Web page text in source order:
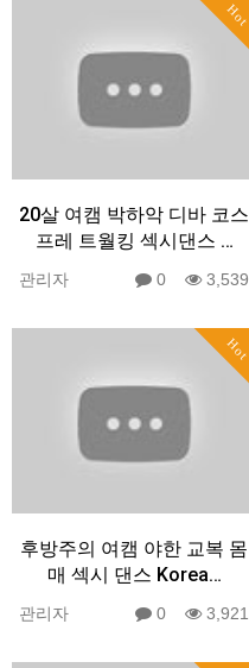
Hot
20살 여캠 박하악 디바 코스
프레 트월킹 섹시댄스 …
관리자 0 3,539
Hot
후방주의 여캠 야한 교복 몸
매 섹시 댄스 Korea…
관리자 0 3,921